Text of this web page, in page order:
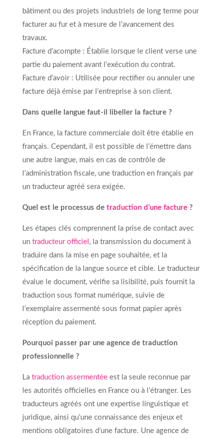
bâtiment ou des projets industriels de long terme pour
facturer au fur et à mesure de l’avancement des
travaux.
Facture d’acompte : Établie lorsque le client verse une
partie du paiement avant l’exécution du contrat.
Facture d’avoir : Utilisée pour rectifier ou annuler une
facture déjà émise par l’entreprise à son client.
Dans quelle langue faut-il libeller la facture ?
En France, la facture commerciale doit être établie en
français. Cependant, il est possible de l’émettre dans
une autre langue, mais en cas de contrôle de
l’administration fiscale, une traduction en français par
un traducteur agréé sera exigée.
Quel est le processus de traduction d’une facture?
Les étapes clés comprennent la prise de contact avec
un traducteur officiel , la transmission du document à
traduire dans la mise en page souhaitée, et la
spécification de la langue source et cible. Le traducteur
évalue le document, vérifie sa lisibilité, puis fournit la
traduction sous format numérique, suivie de
l’exemplaire assermenté sous format papier après
réception du paiement.
Pourquoi passer par une agence de traduction
professionnelle ?
La traduction assermentéeest la seule reconnue par
les autorités officielles en France ou à l’étranger. Les
traducteurs agréés ont une expertise linguistique et
juridique, ainsi qu’une connaissance des enjeux et
mentions obligatoires d’une facture. Une agence de